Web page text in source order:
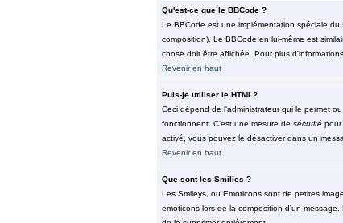
Qu'est-ce que le BBCode ?
Le BBCode est une implémentation spéciale
composition). Le BBCode en lui-même est
chose doit être affichée. Pour plus
Revenir en haut
Puis-je utiliser le HTML?
Ceci dépend de l'administrateur qui le permet
fonctionnent. C'est une mesure de sécuritépour
activé, vous pouvez le désactiver dans un
Revenir en haut
Que sont les Smilies ?
Les Smileys, ou Emoticons sont de petites
emoticons lors de la composition d'un